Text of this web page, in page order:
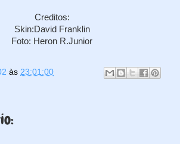
Creditos:
Skin:David Franklin
Foto: Heron R.Junior
às 23:01:00